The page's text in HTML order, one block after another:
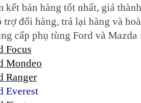
kết bán hàng tốt nhất, giá
trợ đổi hàng, trả lại hàng và
cấp phụ tùng Ford và Mazda
Focus
Mondeo
Ranger
Everest